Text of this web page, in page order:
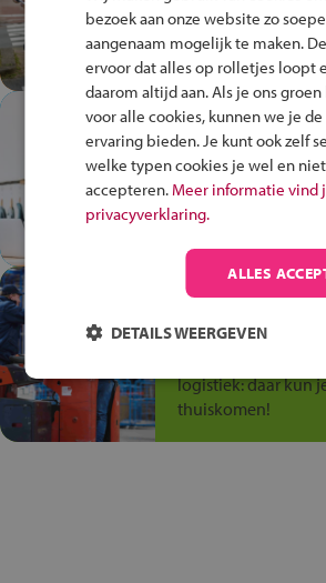
Speel het Fiets
en win een Cortina-
In de winkel
plek!
Ontdek via het
op de winkelvloer,
Jouw talent
Transport en
logistiek: daar kun
thuiskomen!
bezoek aan onze website zo
aangenaam mogelijk te maken.
ervoor dat alles op rolletjes loopt
daarom altijd aan. Als je ons
voor alle cookies, kunnen we je
ervaring bieden. Je kunt ook zelf
welke typen cookies je wel en
accepteren. Meer informatie vind
privacyverklaring.
ALLES
DETAILS WEERGEVEN